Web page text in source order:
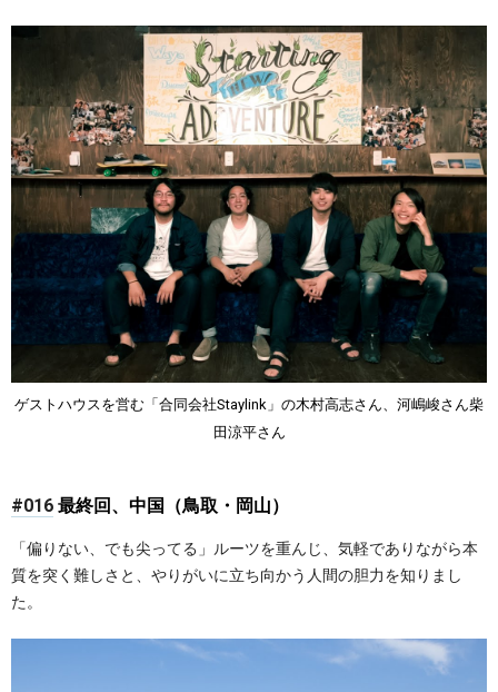
ゲストハウスを営む「合同会社Staylink」の木村高志さん、河嶋峻さん柴
田涼平さん
#016 最終回、中国（鳥取・岡山）
「偏りない、でも尖ってる」ルーツを重んじ、気軽でありながら本
質を突く難しさと、やりがいに立ち向かう人間の胆力を知りまし
た。